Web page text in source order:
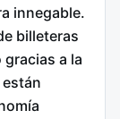
innegable.
billeteras
a la